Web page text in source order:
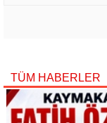
TÜM HABERLER